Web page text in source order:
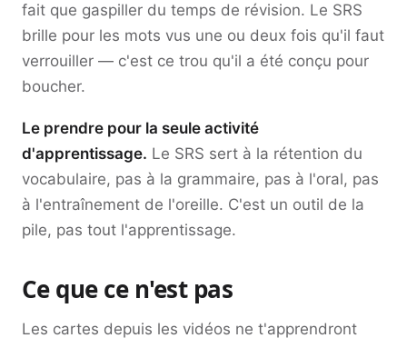
fait que gaspiller du temps de révision. Le SRS
brille pour les mots vus une ou deux fois qu'il faut
verrouiller — c'est ce trou qu'il a été conçu pour
boucher.
Le prendre pour la seule activité
d'apprentissage. Le SRS sert à la rétention du
vocabulaire, pas à la grammaire, pas à l'oral, pas
à l'entraînement de l'oreille. C'est un outil de la
pile, pas tout l'apprentissage.
Ce que ce n'est pas
Les cartes depuis les vidéos ne t'apprendront